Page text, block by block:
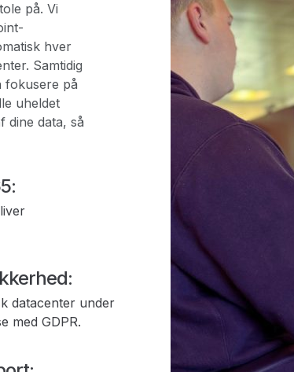
på. Vi
hver
Samtidig
fokusere på
uheldet
dine data, så
datacenter under
med GDPR.